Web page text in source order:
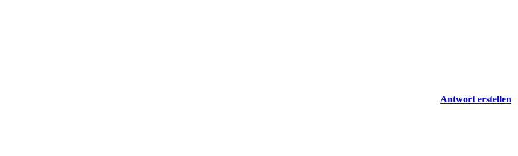
Antwort erstellen